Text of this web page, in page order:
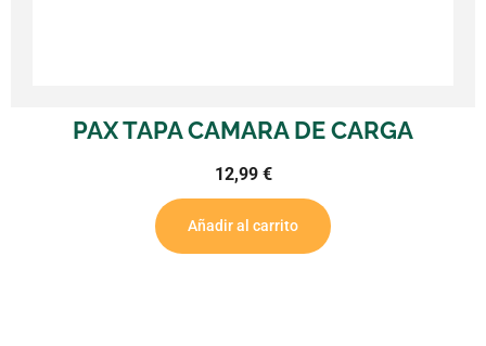
PAX TAPA CAMARA DE CARGA
12,99 €
Añadir al carrito